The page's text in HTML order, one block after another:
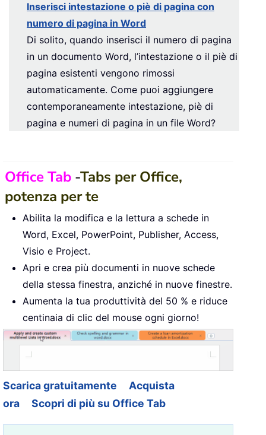
Inserisci intestazione o piè di pagina con
numero di pagina in Word
Di solito, quando inserisci il numero di pagina
in un documento Word, l’intestazione o il piè di
pagina esistenti vengono rimossi
automaticamente. Come puoi aggiungere
contemporaneamente intestazione, piè di
pagina e numeri di pagina in un file Word?
Office Tab -Tabs per Office,
potenza per te
Abilita la modifica e la lettura a schede in
Word, Excel, PowerPoint, Publisher, Access,
Visio e Project.
Apri e crea più documenti in nuove schede
della stessa finestra, anziché in nuove finestre.
Aumenta la tua produttività del 50 % e riduce
centinaia di clic del mouse ogni giorno!
Scarica gratuitamente
Acquista
ora
Scopri di più su Office Tab